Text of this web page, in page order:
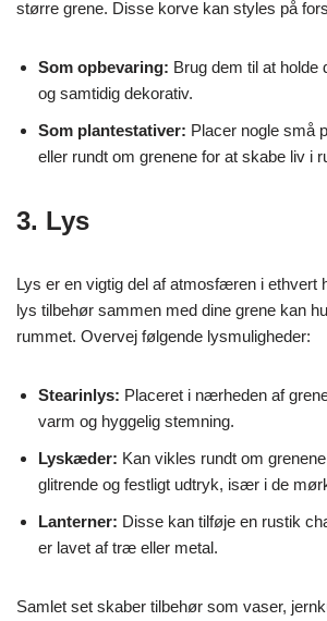
større grene. Disse korve kan styles på
Som opbevaring: Brug dem til at holde
og samtidig dekorativ.
Som plantestativer: Placer nogle små
eller rundt om grenene for at skabe liv i
3. Lys
Lys er en vigtig del af atmosfæren i ethvert
lys tilbehør sammen med dine grene kan
rummet. Overvej følgende lysmuligheder:
Stearinlys: Placeret i nærheden af
varm og hyggelig stemning.
Lyskæder: Kan vikles rundt om
glitrende og festligt udtryk, især i de
Lanterner: Disse kan tilføje en rustik
er lavet af træ eller metal.
Samlet set skaber tilbehør som vaser,